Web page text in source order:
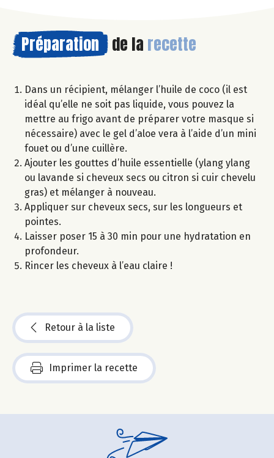
Préparation de la recette
Dans un récipient, mélanger l’huile de coco (il est
idéal qu’elle ne soit pas liquide, vous pouvez la
mettre au frigo avant de préparer votre masque si
nécessaire) avec le gel d’aloe vera à l’aide d’un mini
fouet ou d’une cuillère.
Ajouter les gouttes d’huile essentielle (ylang ylang
ou lavande si cheveux secs ou citron si cuir chevelu
gras) et mélanger à nouveau.
Appliquer sur cheveux secs, sur les longueurs et
pointes.
Laisser poser 15 à 30 min pour une hydratation en
profondeur.
Rincer les cheveux à l’eau claire !
Retour à la liste
Imprimer la recette